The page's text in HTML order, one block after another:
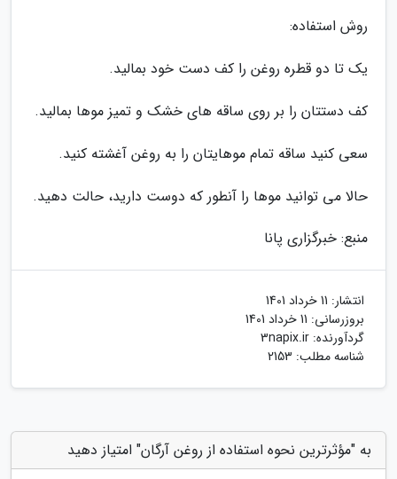
روش استفاده:
یک تا دو قطره روغن را کف دست خود بمالید.
کف دستتان را بر روی ساقه های خشک و تمیز موها بمالید.
سعی کنید ساقه تمام موهایتان را به روغن آغشته کنید.
حالا می توانید موها را آنطور که دوست دارید، حالت دهید.
منبع: خبرگزاری پانا
انتشار: 11 خرداد 1401
بروزرسانی: 11 خرداد 1401
گردآورنده: 3napix.ir
شناسه مطلب: 2153
به "مؤثرترین نحوه استفاده از روغن آرگان" امتیاز دهید